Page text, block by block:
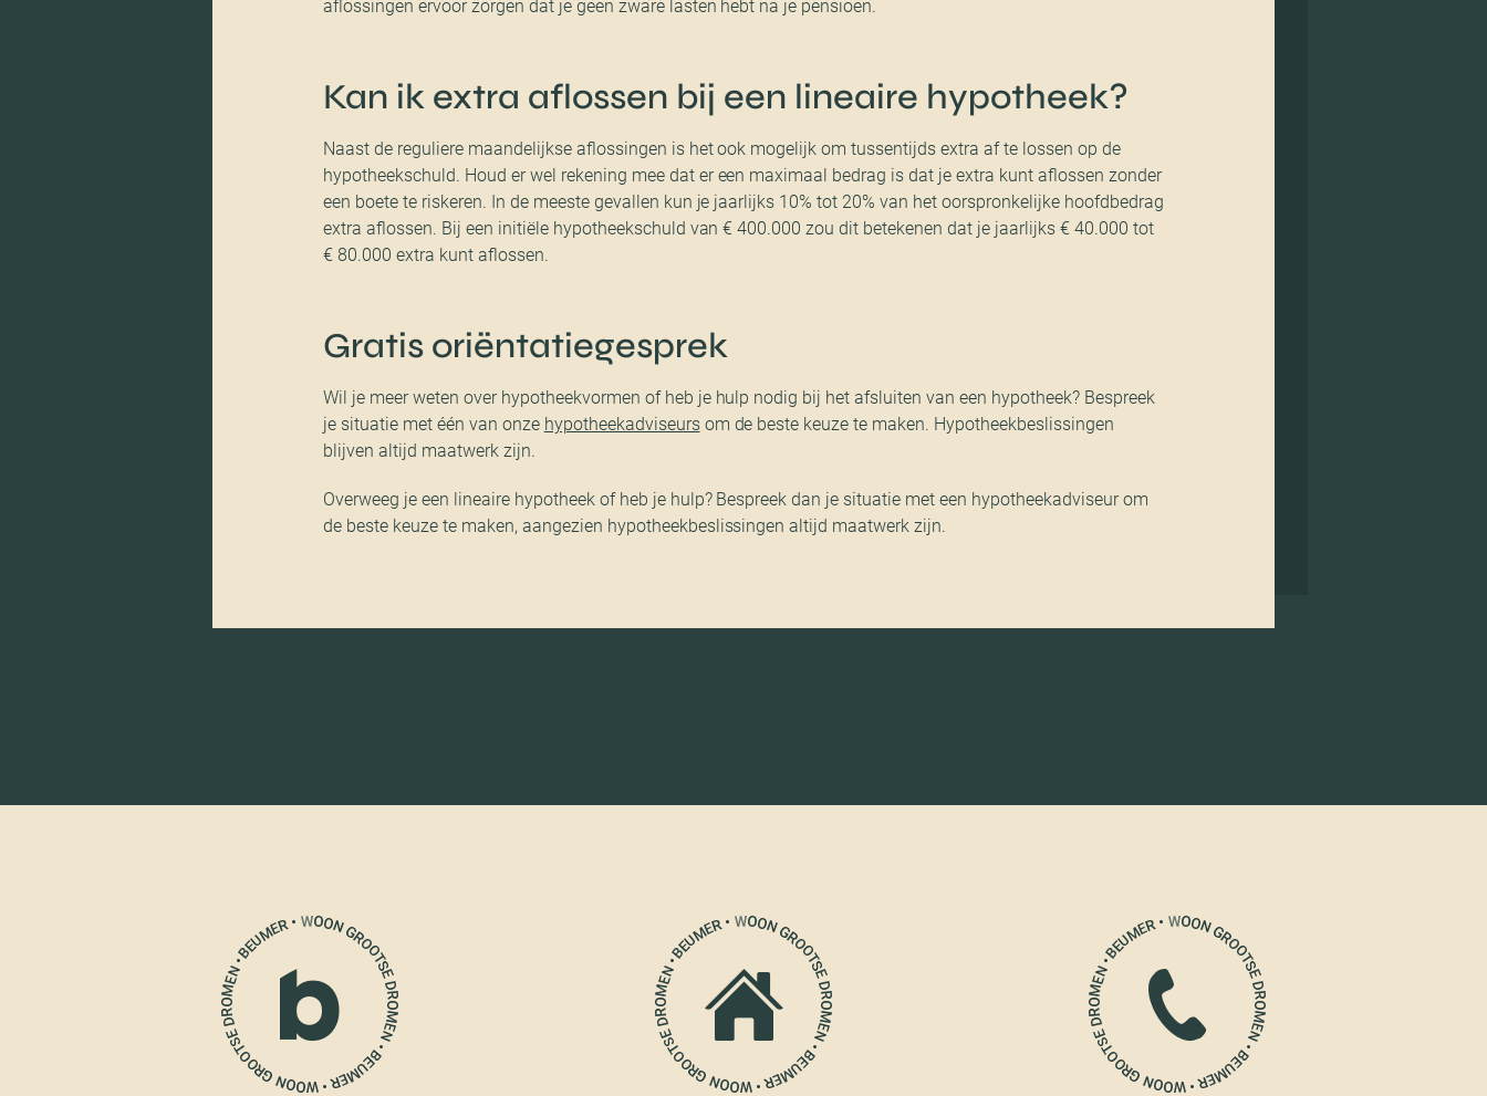
aflossingen ervoor zorgen dat je geen zware lasten hebt na je pensioen.
Kan ik extra aflossen bij een lineaire hypotheek?
Naast de reguliere maandelijkse aflossingen is het ook mogelijk om tussentijds extra af te lossen op de
hypotheekschuld. Houd er wel rekening mee dat er een maximaal bedrag is dat je extra kunt aflossen zonder
een boete te riskeren. In de meeste gevallen kun je jaarlijks 10% tot 20% van het oorspronkelijke hoofdbedrag
extra aflossen. Bij een initiële hypotheekschuld van € 400.000 zou dit betekenen dat je jaarlijks € 40.000 tot
€ 80.000 extra kunt aflossen.
Gratis oriëntatiegesprek
Wil je meer weten over hypotheekvormen of heb je hulp nodig bij het afsluiten van een hypotheek? Bespreek
je situatie met één van onze hypotheekadviseursom de beste keuze te maken. Hypotheekbeslissingen
blijven altijd maatwerk zijn.
Overweeg je een lineaire hypotheek of heb je hulp? Bespreek dan je situatie met een hypotheekadviseur om
de beste keuze te maken, aangezien hypotheekbeslissingen altijd maatwerk zijn.